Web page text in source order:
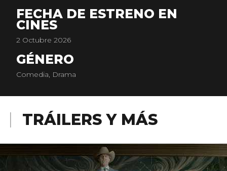
FECHA DE ESTRENO EN
CINES
2 Octubre 2026
GÉNERO
Comedia, Drama
TRÁILERS Y MÁS